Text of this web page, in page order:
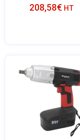
208,58€ HT